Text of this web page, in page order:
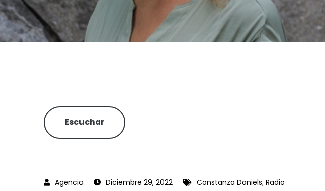
Escuchar
Diciembre 29, 2022 Constanza Daniels, Radio